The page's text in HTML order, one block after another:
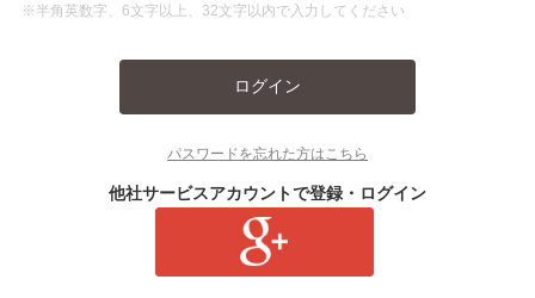
※半角英数字、6文字以上、32文字以内で入力してください
ログイン
パスワードを忘れた方はこちら
他社サービスアカウントで登録・ログイン